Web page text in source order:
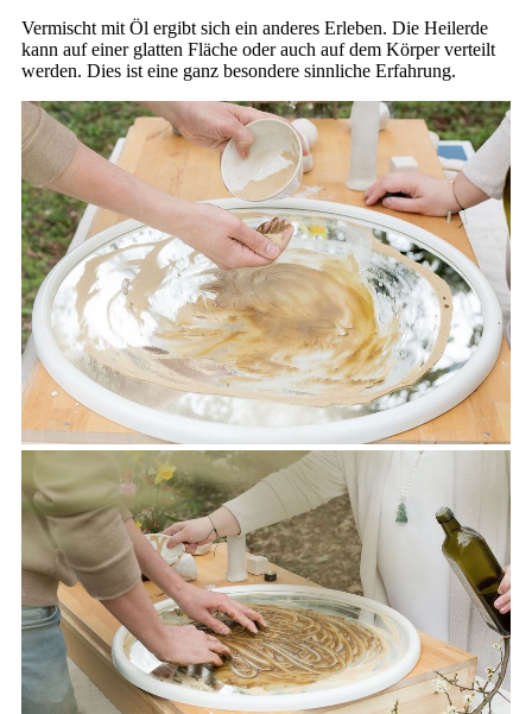
Vermischt mit Öl ergibt sich ein anderes Erleben. Die Heilerde
kann auf einer glatten Fläche oder auch auf dem Körper verteilt
werden. Dies ist eine ganz besondere sinnliche Erfahrung.